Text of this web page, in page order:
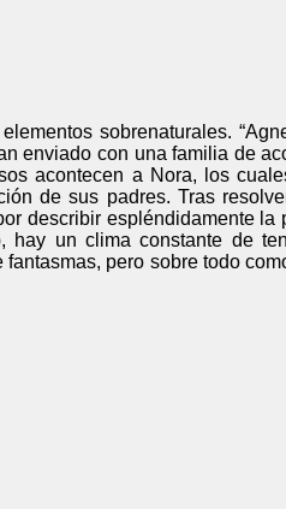
sobrenaturales.
enviado con una familia de
acontecen a Nora, los
de sus padres. Tras
describir espléndidamente
un clima constante de
pero sobre todo